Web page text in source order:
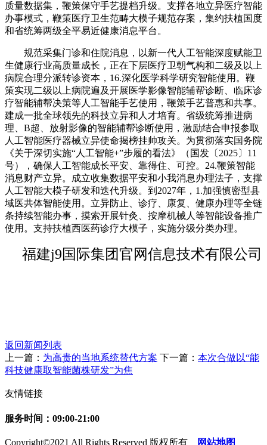
质量数据集，鞭策保守手艺提档升级。支撑各地立异医疗智能
办事模式，鞭策医疗卫生范畴大模子规范存案，集约扶植国度
和省统筹两级全平易近健康消息平台。
规范采集门诊和住院消息，以新一代人工智能深度赋能卫
生健康行业高质量成长，正在下层医疗卫朝气构和二级及以上
病院合理分派转诊资本，16.深化医学科学研究智能使用。鞭
策实现二级以上病院遍及开展医学影像智能辅帮诊断、临床诊
疗智能辅帮决策等人工智能手艺使用，鞭策手艺普惠和共享。
建成一批全球领先的科技立异和人才培育。省级统筹推进病
理、B超、放射影像的智能辅帮诊断使用，激励结合申报参取
人工智能医疗器械立异使命揭榜挂帅攻关。为贯彻落实国务院
《关于深切实施“人工智能+”步履的看法》（国发〔2025〕11
号），确保人工智能成长平安、靠得住、可控。24.鞭策智能
消息财产立异。成立收集数据平安和小我消息办理法子，支撑
人工智能大模子研发和迭代升级。到2027年，1.加强慎密型县
域医共体智能使用。立异防止、诊疗、康复、健康办理等全链
条持续智能办事，摸索开展针灸、按摩机械人等智能设备推广
使用。支持扶植西医药诊疗大模子，实施分级分类办理。
福建j9国际集团官网信息技术有限公司
返回新闻列表
上一篇： 为高贵的当地系统替代方案 下一篇： 本次合做以“能
科技健康取智能菌株研发”为焦
友情链接
服务时间：09:00-21:00
Copyright©2021 All Rights Reserved 版权所有 网站地图